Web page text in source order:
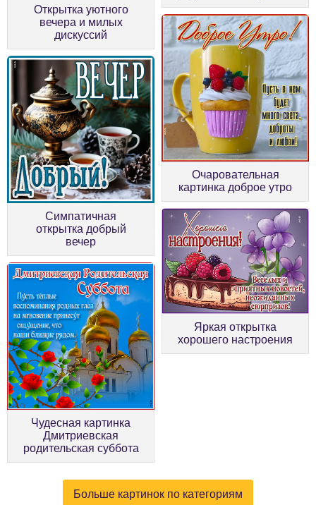
Открытка уютного
вечера и милых
дискуссий
Симпатичная
открытка добрый
вечер
Очаровательная
картинка доброе утро
Чудесная картинка
Дмитриевская
родительская суббота
Яркая открытка
хорошего настроения
Больше картинок по категориям